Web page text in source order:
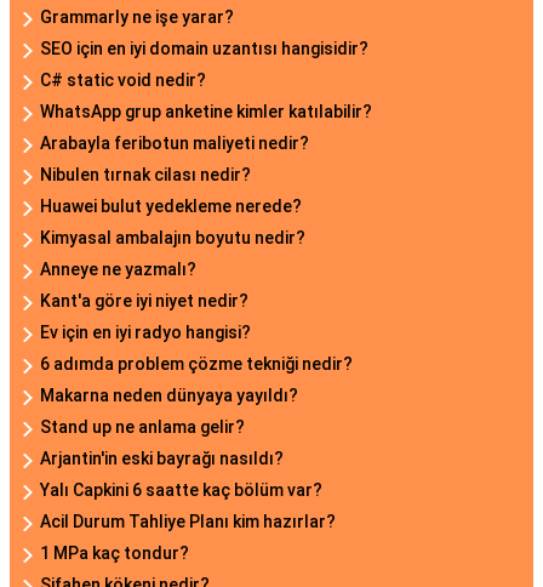
Grammarly ne işe yarar?
SEO için en iyi domain uzantısı hangisidir?
C# static void nedir?
WhatsApp grup anketine kimler katılabilir?
Arabayla feribotun maliyeti nedir?
Nibulen tırnak cilası nedir?
Huawei bulut yedekleme nerede?
Kimyasal ambalajın boyutu nedir?
Anneye ne yazmalı?
Kant'a göre iyi niyet nedir?
Ev için en iyi radyo hangisi?
6 adımda problem çözme tekniği nedir?
Makarna neden dünyaya yayıldı?
Stand up ne anlama gelir?
Arjantin'in eski bayrağı nasıldı?
Yalı Capkini 6 saatte kaç bölüm var?
Acil Durum Tahliye Planı kim hazırlar?
1 MPa kaç tondur?